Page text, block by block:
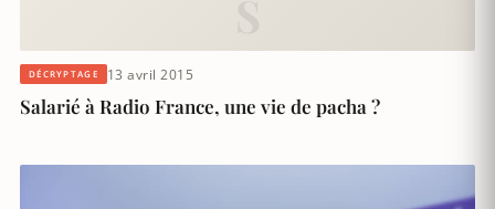
DÉCRYPTAGE 13 avril 2015
Salarié à Radio France, une vie de pacha ?